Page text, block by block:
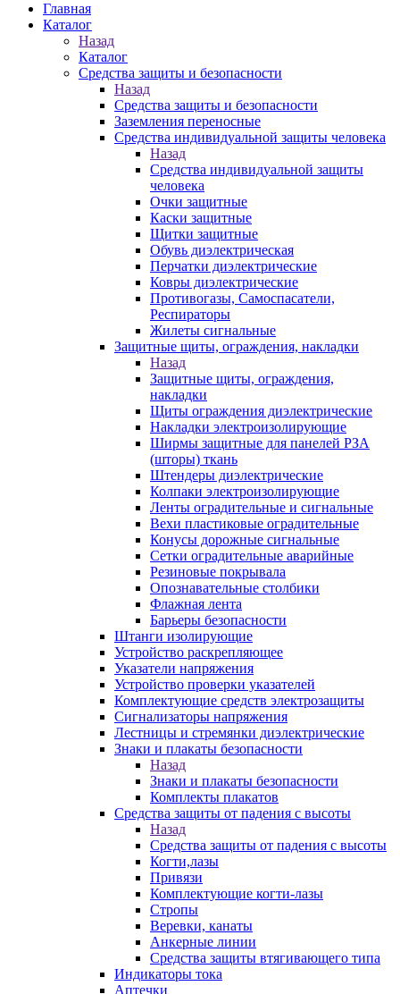
Главная
Каталог
Назад
Каталог
Средства защиты и безопасности
Назад
Средства защиты и безопасности
Заземления переносные
Средства индивидуальной защиты человека
Назад
Средства индивидуальной защиты
человека
Очки защитные
Каски защитные
Щитки защитные
Обувь диэлектрическая
Перчатки диэлектрические
Ковры диэлектрические
Противогазы, Самоспасатели,
Респираторы
Жилеты сигнальные
Защитные щиты, ограждения, накладки
Назад
Защитные щиты, ограждения,
накладки
Щиты ограждения диэлектрические
Накладки электроизолирующие
Ширмы защитные для панелей РЗА
(шторы) ткань
Штендеры диэлектрические
Колпаки электроизолирующие
Ленты оградительные и сигнальные
Вехи пластиковые оградительные
Конусы дорожные сигнальные
Сетки оградительные аварийные
Резиновые покрывала
Опознавательные столбики
Флажная лента
Барьеры безопасности
Штанги изолирующие
Устройство раскрепляющее
Указатели напряжения
Устройство проверки указателей
Комплектующие средств электрозащиты
Сигнализаторы напряжения
Лестницы и стремянки диэлектрические
Знаки и плакаты безопасности
Назад
Знаки и плакаты безопасности
Комплекты плакатов
Средства защиты от падения с высоты
Назад
Средства защиты от падения с высоты
Когти,лазы
Привязи
Комплектующие когти-лазы
Стропы
Веревки, канаты
Анкерные линии
Средства защиты втягивающего типа
Индикаторы тока
Аптечки